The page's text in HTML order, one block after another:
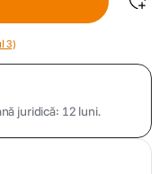
3)
juridică: 12 luni.